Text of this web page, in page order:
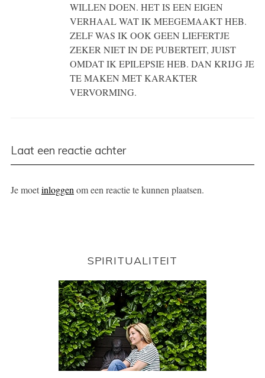
WILLEN DOEN. HET IS EEN EIGEN
VERHAAL WAT IK MEEGEMAAKT HEB.
ZELF WAS IK OOK GEEN LIEFERTJE
ZEKER NIET IN DE PUBERTEIT, JUIST
OMDAT IK EPILEPSIE HEB. DAN KRIJG JE
TE MAKEN MET KARAKTER
VERVORMING.
Laat een reactie achter
Je moetinloggenom een reactie te kunnen plaatsen.
SPIRITUALITEIT